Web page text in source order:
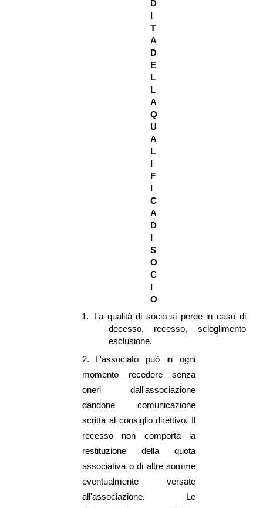
D
I
T
A
D
E
L
L
A
Q
U
A
L
I
F
I
C
A
D
I
S
O
C
I
O
1.
La qualità di socio si perde in caso di
decesso, recesso, scioglimento
esclusione.
2.
L'associato può in ogni
momento recedere senza
oneri dall'associazione
dandone comunicazione
scritta al consiglio direttivo. Il
recesso non comporta la
restituzione della quota
associativa o di altre somme
eventualmente versate
all'associazione. Le